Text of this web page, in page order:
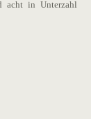
acht in Unterzahl